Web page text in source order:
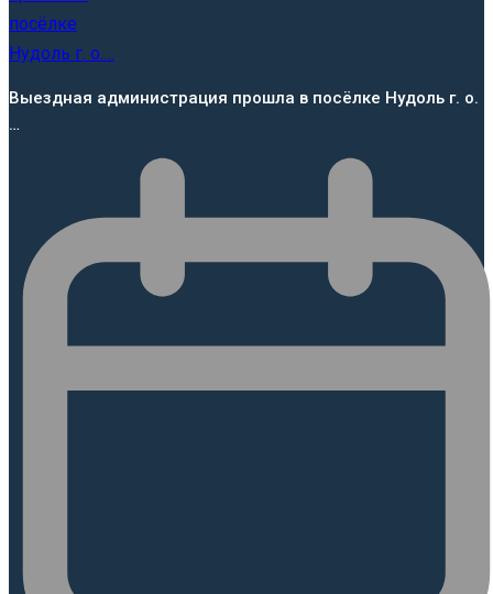
Выездная администрация прошла в посёлке Нудоль г. о.
…